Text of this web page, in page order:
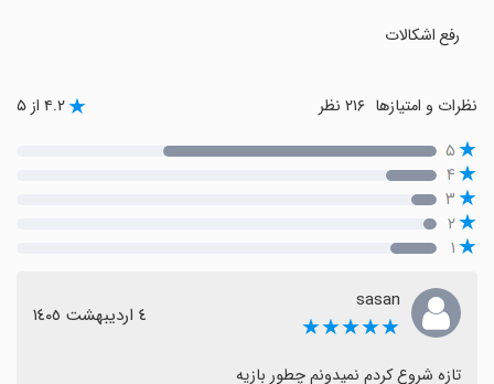
رفع اشکالات
نظرات و امتیازها ۴.۲ از ۵
۵
۴
۳
۲
۱
sasan
★★★★★ ٤ اردیبهشت ١٤٠٥
تازه شروع کردم نمیدونم چطور بازیه